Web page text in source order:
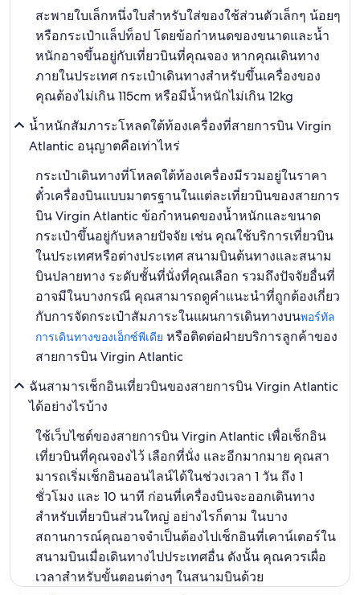
สะพายใบเล็กหนึ่งใบสำหรับใส่ของใช้ส่วนตัวเล็กๆ น้อยๆ
หรือกระเป๋าแล็ปท็อป โดยข้อกำหนดของขนาดและน้ำ
หนักอาจขึ้นอยู่กับเที่ยวบินที่คุณจอง หากคุณเดินทาง
ภายในประเทศ กระเป๋าเดินทางสำหรับขึ้นเครื่องของ
คุณต้องไม่เกิน 115cm หรือมีน้ำหนักไม่เกิน 12kg
น้ำหนักสัมภาระโหลดใต้ท้องเครื่องที่สายการบิน Virgin
Atlantic อนุญาตคือเท่าไหร่
กระเป๋าเดินทางที่โหลดใต้ท้องเครื่องมีรวมอยู่ในราคา
ตั๋วเครื่องบินแบบมาตรฐานในแต่ละเที่ยวบินของสายการ
บิน Virgin Atlantic ข้อกำหนดของน้ำหนักและขนาด
กระเป๋าขึ้นอยู่กับหลายปัจจัย เช่น คุณใช้บริการเที่ยวบิน
ในประเทศหรือต่างประเทศ สนามบินต้นทางและสนาม
บินปลายทาง ระดับชั้นที่นั่งที่คุณเลือก รวมถึงปัจจัยอื่นที่
อาจมีในบางกรณี คุณสามารถดูคำแนะนำที่ถูกต้องเกี่ยว
กับการจัดกระเป๋าสัมภาระในแผนการเดินทางบนพอร์ทัล
การเดินทางของเอ็กซ์พีเดีย หรือติดต่อฝ่ายบริการลูกค้าของ
สายการบิน Virgin Atlantic
ฉันสามารเช็กอินเที่ยวบินของสายการบิน Virgin Atlantic
ได้อย่างไรบ้าง
ใช้เว็บไซต์ของสายการบิน Virgin Atlantic เพื่อเช็กอิน
เที่ยวบินที่คุณจองไว้ เลือกที่นั่ง และอีกมากมาย คุณสา
มารถเริ่มเช็กอินออนไลน์ได้ในช่วงเวลา 1 วัน ถึง 1
ชั่วโมง และ 10 นาที ก่อนที่เครื่องบินจะออกเดินทาง
สำหรับเที่ยวบินส่วนใหญ่ อย่างไรก็ตาม ในบาง
สถานการณ์คุณอาจจำเป็นต้องไปเช็กอินที่เคาน์เตอร์ใน
สนามบินเมื่อเดินทางไปประเทศอื่น ดังนั้น คุณควรเผื่อ
เวลาสำหรับขั้นตอนต่างๆ ในสนามบินด้วย